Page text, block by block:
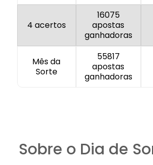
4 acertos
16075
apostas
ganhadoras
Mês da
Sorte
55817
apostas
ganhadoras
Sobre o Dia de